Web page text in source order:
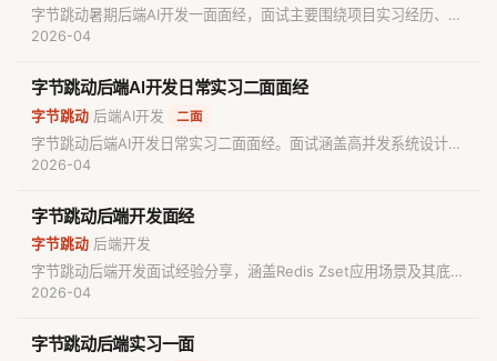
字节跳动暑期后端AI开发一面面经，面试主要围绕项目实习经历、计
算机网络TCP协议、Redis缓存机制、Java并发编程
察了算法与数据结构编程题。
2026-04
字节跳动后端AI开发日常实习二面面经
字节跳动 后端AI开发 二面
字节跳动后端AI开发日常实习二面面经。面试涵盖高并发系统设计
（点赞QPS、热点Key处理）、缓存一致性（Redis与Caffeine）、
OOM排查，并包含K个一组反转链表手撕题。
2026-04
字节跳动后端开发面经
字节跳动 后端开发
字节跳动后端开发面试经验分享，涵盖Redis Zset应用场景及其底层
跳表实现、MySQL InnoDB引擎B+树的特性与优势，以及经典算法
2026-04
字节跳动后端实习一面